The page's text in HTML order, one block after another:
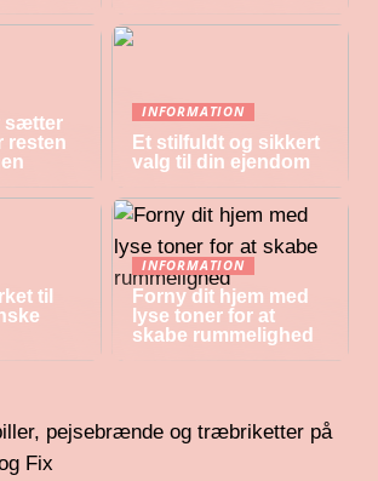
sætter
resten
INFORMATION
Et stilfuldt og sikkert
valg til din ejendom
til
INFORMATION
Forny dit hjem med
lyse toner for at
skabe rummelighed
pejsebrænde og træbriketter på
Fix